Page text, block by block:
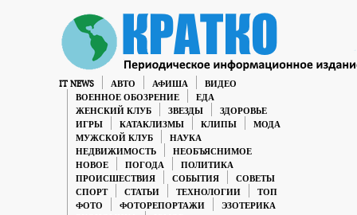
IT NEWS АВТО АФИША
ВИДЕО
ВОЕННОЕ ОБОЗРЕНИЕ
ЕДА
ЖЕНСКИЙ КЛУБ
ЗВЕЗДЫ
ЗДОРОВЬЕ
ИГРЫ
КАТАКЛИЗМЫ КЛИПЫ
МОДА
МУЖСКОЙ КЛУБ
НАУКА
НЕДВИЖИМОСТЬ
НЕОБЪЯСНИМОЕ
НОВОЕ
ПОГОДА
ПОЛИТИКА
ПРОИСШЕСТВИЯ
СОБЫТИЯ
СОВЕТЫ
СПОРТ
СТАТЬИ ТЕХНОЛОГИИ
ТОП
ФОТО
ФОТОРЕПОРТАЖИ
ЭЗОТЕРИКА